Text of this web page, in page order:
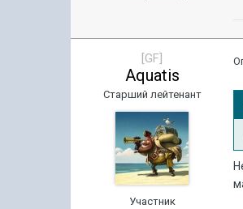
[GF]
Aquatis
Старший лейтенант
Участник